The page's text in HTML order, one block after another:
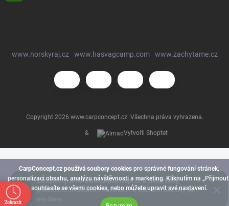
CarpConcept.cz používá soubory cookies pro správné fungování stránek,
personalizaci obsahu, analýzu návštěvnosti a marketing. Kliknutím na
souhlasíte se všemi cookies, nebo můžete upravit své nastavení.
Zaregistruj se na www.carpconcept.cz a získej slevy,
přednostní informace o novinkách a speciální nabídky jen
pro členy.
www.norskyraj.cz www.hasvagcamp.com www.zachytame.cz
& Vytvořil Shoptet
Copyright 2026 www.carpconcept.cz. Všechna práva vyhrazena.
Zobrazit